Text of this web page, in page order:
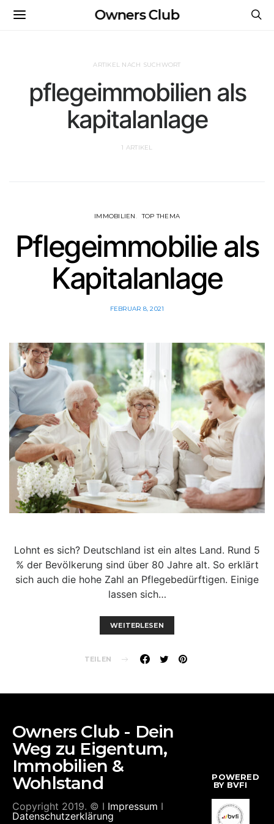
Owners Club
ARTIKEL NACH SUCHWORT
pflegeimmobilien als
kapitalanlage
1 ARTIKEL
IMMOBILIEN TOP THEMA
Pflegeimmobilie als
Kapitalanlage
FEBRUAR 8, 2021
Lohnt es sich? Deutschland ist ein altes Land. Rund 5
% der Bevölkerung sind über 80 Jahre alt. So erklärt
sich auch die hohe Zahl an Pflegebedürftigen. Einige
lassen sich…
WEITERLESEN
TEILEN
Owners Club - Dein
Weg zu Eigentum,
Immobilien &
Wohlstand
Copyright 2019. © I Impressum I
Datenschutzerklärung
POWERED
BY BVFI